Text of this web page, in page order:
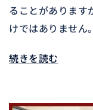
ることがあります
けではありませ
続きを読む